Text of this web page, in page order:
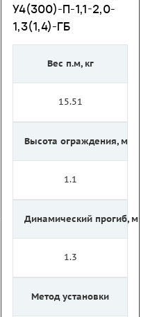
У4(300)-П-1,1-2,0-
1,3(1,4)-ГБ
Вес п.м, кг
15.51
Высота ограждения, м
1.1
Динамический прогиб, м
1.3
Метод установки